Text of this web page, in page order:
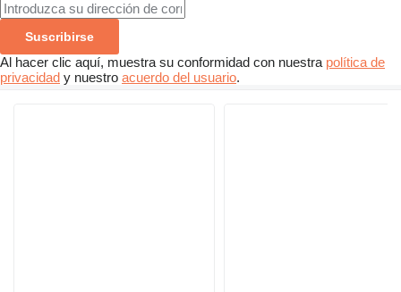
Suscribirse
Al hacer clic aquí, muestra su conformidad con nuestra política de
privacidad y nuestro acuerdo del usuario.